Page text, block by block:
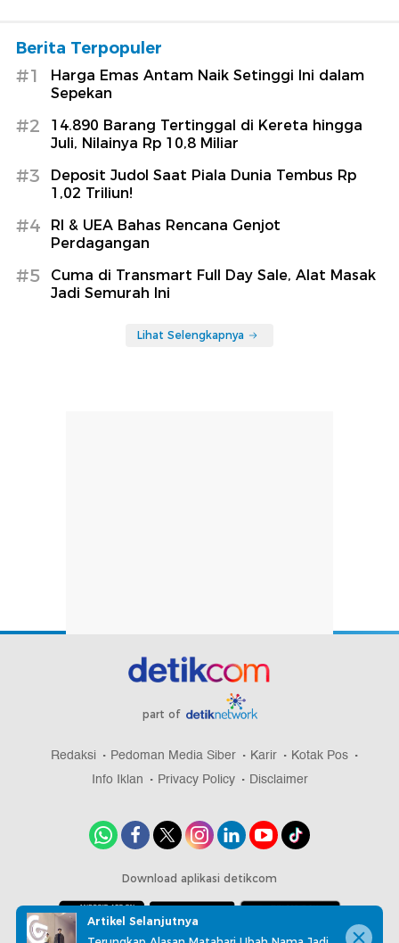
Berita Terpopuler
#1
Harga Emas Antam Naik Setinggi Ini dalam
Sepekan
#2
14.890 Barang Tertinggal di Kereta hingga
Juli, Nilainya Rp 10,8 Miliar
#3
Deposit Judol Saat Piala Dunia Tembus Rp
1,02 Triliun!
#4
RI & UEA Bahas Rencana Genjot
Perdagangan
#5
Cuma di Transmart Full Day Sale, Alat Masak
Jadi Semurah Ini
Lihat Selengkapnya
part of
Redaksi Pedoman Media Siber Karir
Kotak Pos
Info Iklan
Privacy Policy Disclaimer
Download aplikasi detikcom
Artikel Selanjutnya